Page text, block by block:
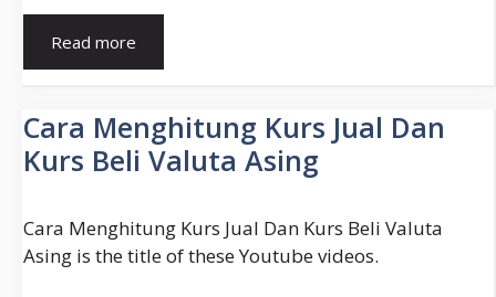
Read more
Dan
Kurs
Asing
Cara Menghitung Kurs Jual Dan
Kurs Beli Valuta Asing
Cara Menghitung Kurs Jual Dan Kurs Beli Valuta
Asing is the title of these Youtube videos.